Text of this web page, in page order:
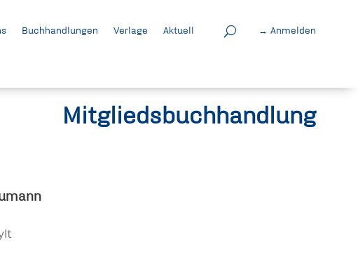
Buchhandlungen Verlage Aktuell → Anmelden
Mitgliedsbuchhandlung